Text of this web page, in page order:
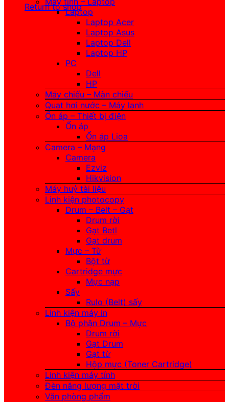
Return to shop
Laptop
Laptop Acer
Laptop Asus
Laptop Dell
Laptop HP
PC
Dell
HP
Máy chiếu – Màn chiếu
Quạt hơi nước – Máy lạnh
Ổn áp – Thiết bị điện
Ổn áp
Ổn áp Lioa
Camera – Mạng
Camera
Ezviz
Hikvision
Máy huỷ tài liệu
Linh kiện photocopy
Drum – Belt – Gạt
Drum rời
Gạt Betl
Gạt drum
Mực – Từ
Bột từ
Cartridge mực
Mực nạp
Sấy
Rulo (Belt) sấy
Linh kiện máy in
Bộ phận Drum – Mực
Drum rời
Gạt Drum
Gạt từ
Hộp mực (Toner Cartridge)
Linh kiện máy tính
Đèn năng lượng mặt trời
Văn phòng phẩm